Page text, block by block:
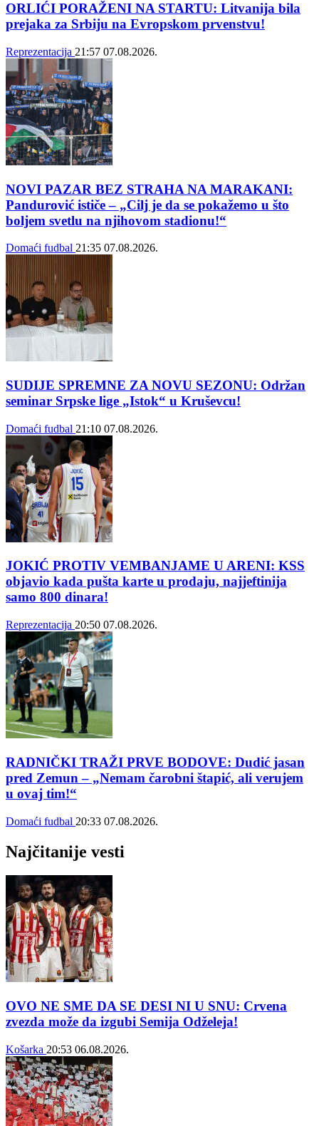
ORLIĆI PORAŽENI NA STARTU: Litvanija bila
prejaka za Srbiju na Evropskom prvenstvu!
Reprezentacija 21:57 07.08.2026.
NOVI PAZAR BEZ STRAHA NA MARAKANI:
Pandurović ističe – „Cilj je da se pokažemo u što
boljem svetlu na njihovom stadionu!“
Domaći fudbal 21:35 07.08.2026.
SUDIJE SPREMNE ZA NOVU SEZONU: Održan
seminar Srpske lige „Istok“ u Kruševcu!
Domaći fudbal 21:10 07.08.2026.
JOKIĆ PROTIV VEMBANJAME U ARENI: KSS
objavio kada pušta karte u prodaju, najjeftinija
samo 800 dinara!
Reprezentacija 20:50 07.08.2026.
RADNIČKI TRAŽI PRVE BODOVE: Dudić jasan
pred Zemun – „Nemam čarobni štapić, ali verujem
u ovaj tim!“
Domaći fudbal 20:33 07.08.2026.
Najčitanije vesti
OVO NE SME DA SE DESI NI U SNU: Crvena
zvezda može da izgubi Semija Odželeja!
Košarka 20:53 06.08.2026.